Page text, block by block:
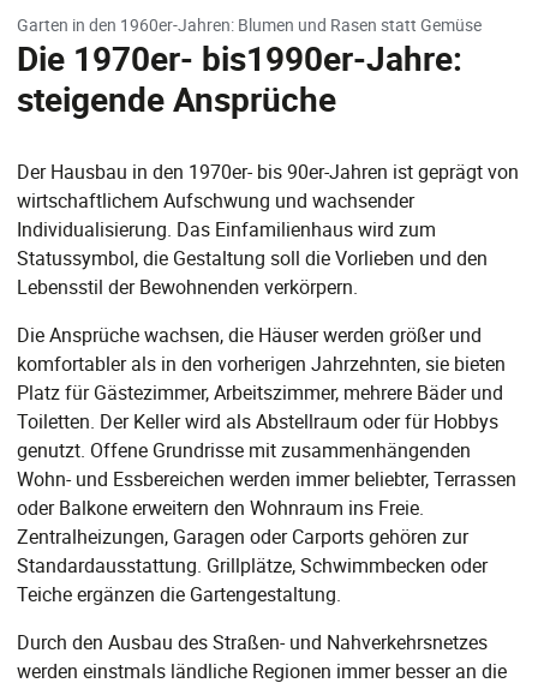
Garten in den 1960er-Jahren: Blumen und Rasen statt Gemüse
Die 1970er- bis1990er-Jahre:
steigende Ansprüche
Der Hausbau in den 1970er- bis 90er-Jahren ist geprägt von
wirtschaftlichem Aufschwung und wachsender
Individualisierung. Das Einfamilienhaus wird zum
Statussymbol, die Gestaltung soll die Vorlieben und den
Lebensstil der Bewohnenden verkörpern.
Die Ansprüche wachsen, die Häuser werden größer und
komfortabler als in den vorherigen Jahrzehnten, sie bieten
Platz für Gästezimmer, Arbeitszimmer, mehrere Bäder und
Toiletten. Der Keller wird als Abstellraum oder für Hobbys
genutzt. Offene Grundrisse mit zusammenhängenden
Wohn- und Essbereichen werden immer beliebter, Terrassen
oder Balkone erweitern den Wohnraum ins Freie.
Zentralheizungen, Garagen oder Carports gehören zur
Standardausstattung. Grillplätze, Schwimmbecken oder
Teiche ergänzen die Gartengestaltung.
Durch den Ausbau des Straßen- und Nahverkehrsnetzes
werden einstmals ländliche Regionen immer besser an die